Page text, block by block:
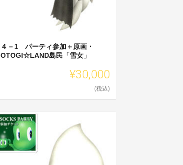
４－1 パーティ参加＋原画・
OTOGI☆LAND島民「雪女」
¥30,000
(税込)